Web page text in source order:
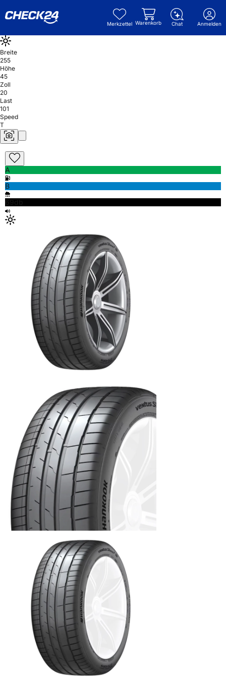
Merkzettel Warenkorb Chat Anmelden
Breite
255
Höhe
45
Zoll
20
Last
101
Speed
T
A
B
69db